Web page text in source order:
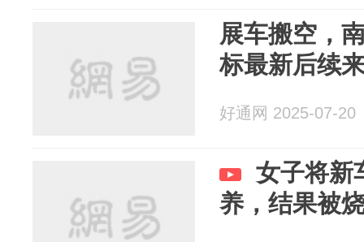
展车搬空，
标最新后续
好通网 2025-07-20
女子将新
养，结果被